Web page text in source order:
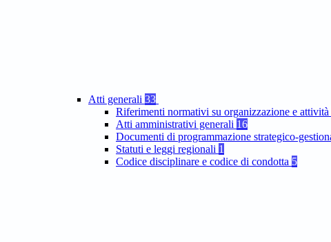
Atti generali 33
Riferimenti normativi su organizzazione e attività
Atti amministrativi generali 16
Documenti di programmazione strategico-
Statuti e leggi regionali 1
Codice disciplinare e codice di condotta 5